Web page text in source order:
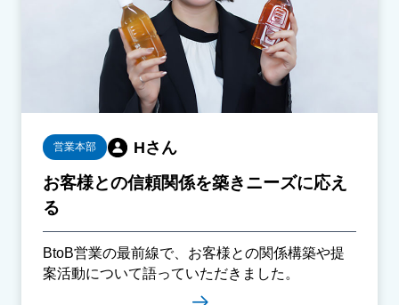
営業本部 Hさん
お客様との信頼関係を築きニーズに応え
る
BtoB営業の最前線で、お客様との関係構築や提
案活動について語っていただきました。